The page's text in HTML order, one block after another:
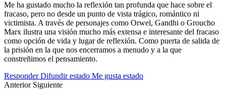
Me ha gustado mucho la reflexión tan profunda que hace sobre el
fracaso, pero no desde un punto de vista trágico, romántico ni
victimista. A través de personajes como Orwel, Gandhi o Groucho
Marx ilustra una visión mucho más extensa e interesante del fracaso
como opción de vida y lugar de reflexión. Como puerta de salida de
la prisión en la que nos encerramos a menudo y a la que
constreñimos el pensamiento.
Responder Difundir estado Me gusta estado
Anterior Siguiente